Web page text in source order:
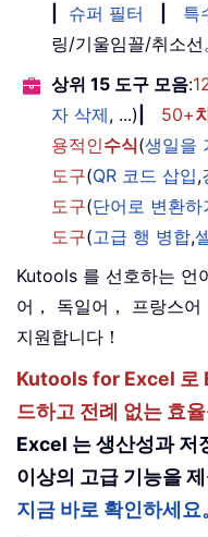
슈퍼 필터 특
링/기울임꼴/취소선
상위 15 도구 모음:
자 삭제, ...) 50+
용적인수식(생일을
도구(QR 코드 삽입,
도구(단어로 변환하
도구(고급 행 병합,
Kutools 를 선호하는 언
어， 독일어， 프랑스
지원합니다！
Kutools for Excel 로
드하고 전례 없는 효
Excel 는 생산성과 저
이상의 고급 기능을 제
지금 바로 확인하세요